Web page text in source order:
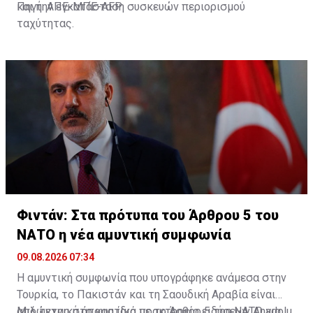
και την εγκατάσταση συσκευών περιορισμού
ταχύτητας.
Πηγή: ΑΠΕ-ΜΠΕ-AFP
Φιντάν: Στα πρότυπα του Άρθρου 5 του
ΝΑΤΟ η νέα αμυντική συμφωνία
09.08.2026 07:34
Η αμυντική συμφωνία που υπογράφηκε ανάμεσα στην
Τουρκία, το Πακιστάν και τη Σαουδική Αραβία είναι